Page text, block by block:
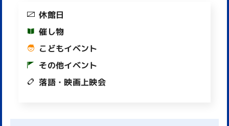
休館日
催し物
こどもイベント
その他イベント
落語・映画上映会